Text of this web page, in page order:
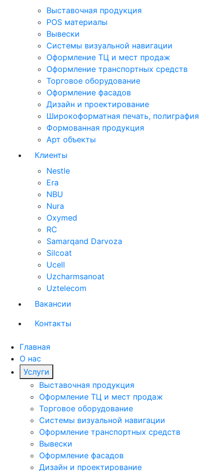
Выставочная продукция
POS материалы
Вывески
Системы визуальной навигации
Оформление ТЦ и мест продаж
Оформление транспортных средств
Торговое оборудование
Оформление фасадов
Дизайн и проектирование
Широкоформатная печать, полиграфия
Формованная продукция
Арт объекты
Клиенты
Nestle
Era
NBU
Nura
Oxymed
RC
Samarqand Darvoza
Silcoat
Ucell
Uzcharmsanoat
Uztelecom
Вакансии
Контакты
Главная
О нас
Услуги
Выставочная продукция
Оформление ТЦ и мест продаж
Торговое оборудование
Системы визуальной навигации
Оформление транспортных средств
Вывески
Оформление фасадов
Дизайн и проектирование